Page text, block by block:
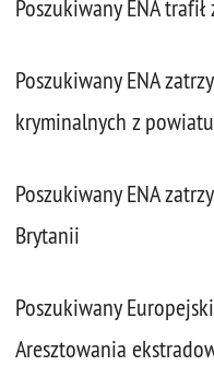
Poszukiwany ENA
Poszukiwany ENA
kryminalnych z
Poszukiwany ENA
Brytanii
Poszukiwany
Aresztowania